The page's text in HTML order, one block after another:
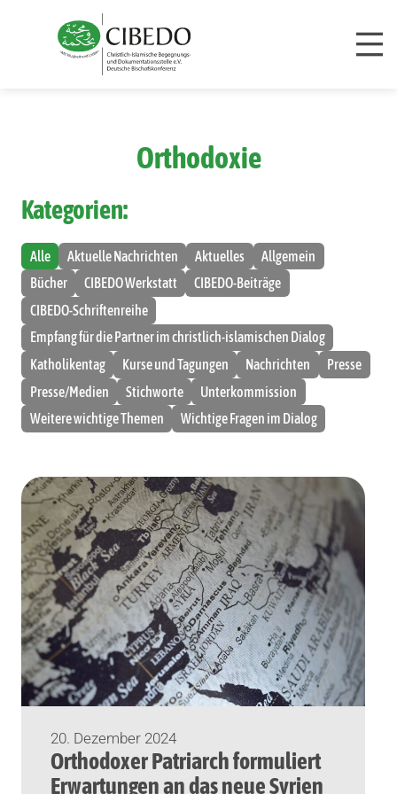
Orthodoxie
Kategorien:
Alle Aktuelle Nachrichten Aktuelles
Allgemein
Bücher
CIBEDO Werkstatt
CIBEDO-Beiträge
CIBEDO-Schriftenreihe
Empfang für die Partner im christlich-islamischen Dialog
Katholikentag
Kurse und Tagungen Nachrichten
Presse
Presse/Medien
Stichworte
Unterkommission
Weitere wichtige Themen
Wichtige Fragen im Dialog
20. Dezember 2024
Orthodoxer Patriarch formuliert
Erwartungen an das neue Syrien